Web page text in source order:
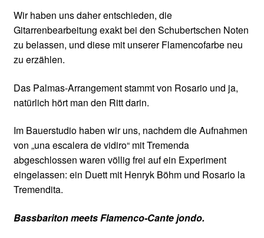
Wir haben uns daher entschieden, die
Gitarrenbearbeitung exakt bei den Schubertschen Noten
zu belassen, und diese mit unserer Flamencofarbe neu
zu erzählen.
Das Palmas-Arrangement stammt von Rosario und ja,
natürlich hört man den Ritt darin.
Im Bauerstudio haben wir uns, nachdem die Aufnahmen
von „una escalera de vidiro“ mit Tremenda
abgeschlossen waren völlig frei auf ein Experiment
eingelassen: ein Duett mit Henryk Böhm und Rosario la
Tremendita.
Bassbariton meets Flamenco-Cante jondo.